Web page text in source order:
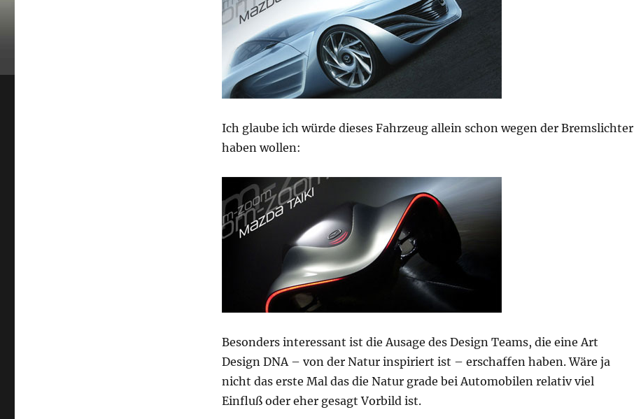
Ich glaube ich würde dieses Fahrzeug allein schon wegen der Bremslichter
haben wollen:
Besonders interessant ist die Ausage des Design Teams, die eine Art
Design DNA – von der Natur inspiriert ist – erschaffen haben. Wäre ja
nicht das erste Mal das die Natur grade bei Automobilen relativ viel
Einfluß oder eher gesagt Vorbild ist.